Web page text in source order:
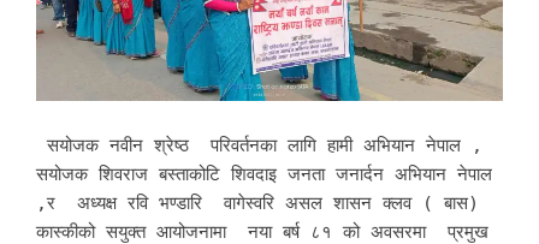
सयोजक नवीन श्रेष्ठ परिवर्तनका लागि हामी अभियान नेपाल ,
सयोजक शिवराज बस्ताकोटि शिवदाइ जनता जनार्दन अभियान नेपाल
,र अध्यक्ष रवि भण्डारि वागेस्वरि असल शासन क्लव ( बास)
कास्कीको सयुक्त आयोजनामा नया बर्ष ८१ को अवसरमा प्रमुख